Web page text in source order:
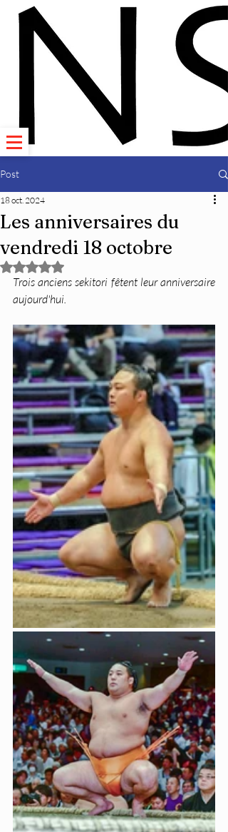
Post
Les anniversaires du
vendredi 18 octobre
18 oct. 2024
Noté NaN étoiles sur 5.
Trois anciens sekitori fêtent leur anniversaire
aujourd'hui.